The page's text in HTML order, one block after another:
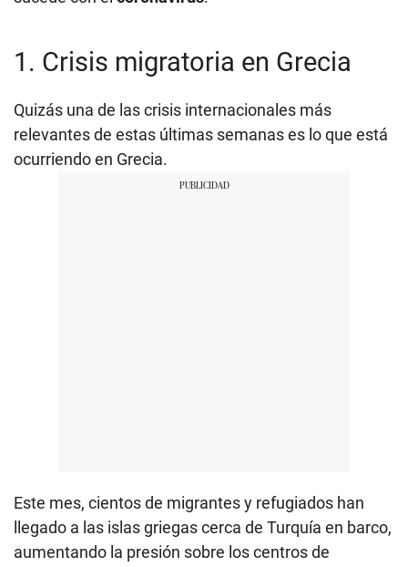
1. Crisis migratoria en Grecia
Quizás una de las crisis internacionales más
relevantes de estas últimas semanas es lo que está
ocurriendo en Grecia.
Este mes, cientos de migrantes y refugiados han
llegado a las islas griegas cerca de Turquía en barco,
aumentando la presión sobre los centros de